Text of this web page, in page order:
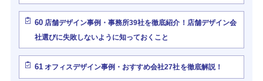
60店舗デザイン事例・事務所39社を徹底紹介！店舗デザイン会
社選びに失敗しないように知っておくこと
61オフィスデザイン事例・おすすめ会社27社を徹底解説！